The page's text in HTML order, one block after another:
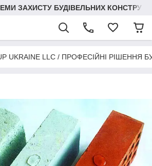
ЗАХИСТУ БУДІВЕЛЬНИХ КОНСТРУКЦІЙ
UKRAINE LLC / ПРОФЕСІЙНІ РІШЕННЯ